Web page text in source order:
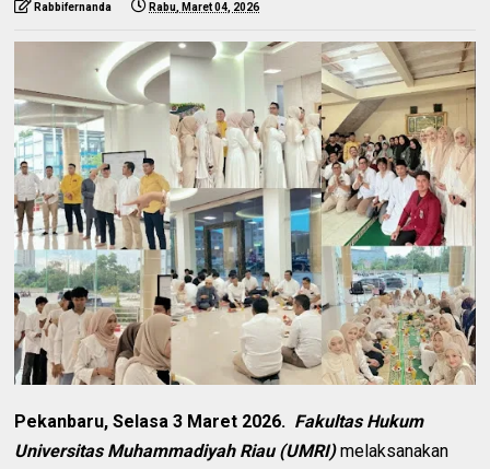
Rabbifernanda Rabu, Maret 04, 2026
Pekanbaru, Selasa 3 Maret 2026. Fakultas Hukum
Universitas Muhammadiyah Riau (UMRI)melaksanakan